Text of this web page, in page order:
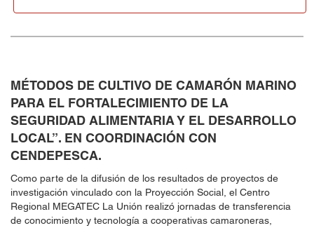
MÉTODOS DE CULTIVO DE CAMARÓN MARINO
PARA EL FORTALECIMIENTO DE LA
SEGURIDAD ALIMENTARIA Y EL DESARROLLO
LOCAL”. EN COORDINACIÓN CON
CENDEPESCA.
Como parte de la difusión de los resultados de proyectos de
investigación vinculado con la Proyección Social, el Centro
Regional MEGATEC La Unión realizó jornadas de transferencia
de conocimiento y tecnología a cooperativas camaroneras,